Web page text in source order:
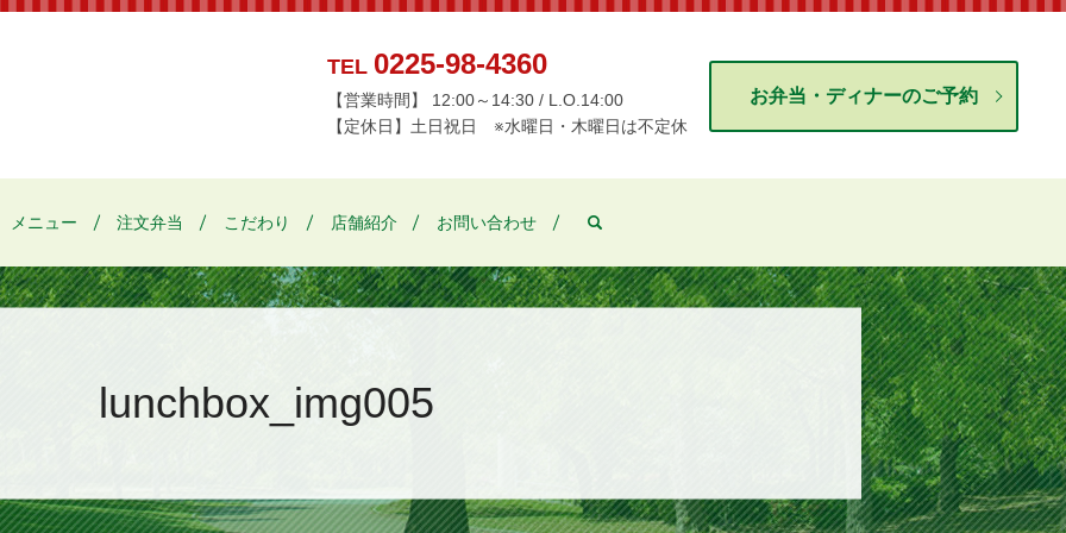
TEL 0225-98-4360
【営業時間】 12:00～14:30 / L.O.14:00
【定休日】土日祝日 ※水曜日・木曜日は不定休
お弁当・ディナーのご予約
メニュー 注文弁当 こだわり 店舗紹介 お問い合わせ
lunchbox_img005